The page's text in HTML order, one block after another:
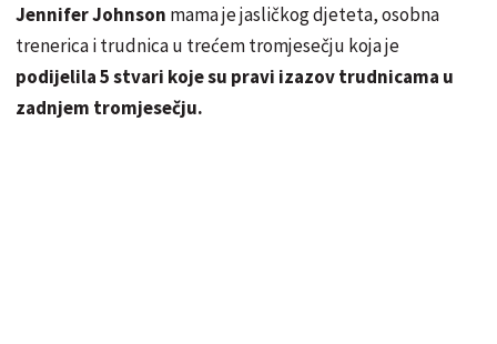
Jennifer Johnson mama je jasličkog djeteta, osobna
trenerica i trudnica u trećem tromjesečju koja je
podijelila 5 stvari koje su pravi izazov trudnicama u
zadnjem tromjesečju.